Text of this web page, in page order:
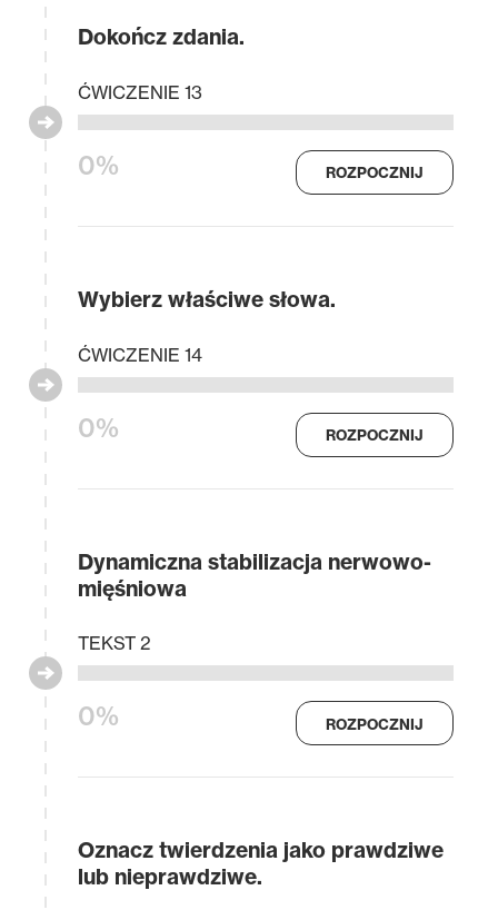
Dokończ zdania.
0%
ĆWICZENIE 13
ROZPOCZNIJ
Wybierz właściwe słowa.
0%
ĆWICZENIE 14
ROZPOCZNIJ
Dynamiczna stabilizacja nerwowo-
mięśniowa
0%
TEKST 2
ROZPOCZNIJ
Oznacz twierdzenia jako prawdziwe
lub nieprawdziwe.